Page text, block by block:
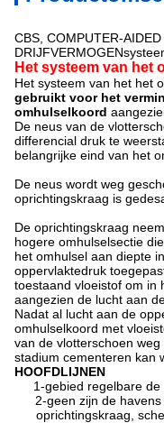
CBS, COMPUTER-
Het systeem van het
Het systeem van het het
gebruikt voor het
omhulselkoord
De neus van de
differencial druk te
belangrijke eind van het
De neus wordt weg
oprichtingskraag is
De oprichtingskraag
hogere omhulselsectie
het omhulsel aan diepte
oppervlaktedruk
toestaand vloeistof om in
aangezien de lucht aan
Nadat al lucht aan de
omhulselkoord met
van de vlotterschoen
stadium cementeren kan
HOOFDLIJNEN
1-gebied regelbare
2-geen zijn de
oprichtingskraag,